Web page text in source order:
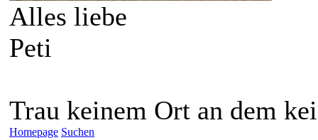
Alles liebe
Peti
Trau keinem Ort an dem
Homepage Suchen